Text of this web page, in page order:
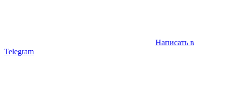
Написать в
Telegram